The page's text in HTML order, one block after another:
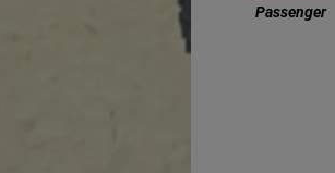
Passenger